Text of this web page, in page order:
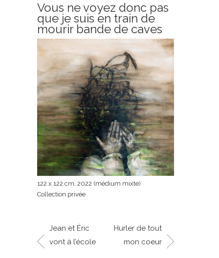
Vous ne voyez donc pas
que je suis en train de
mourir bande de caves
122 x 122 cm, 2022 (médium mixte)
Collection privée
Hurler de tout
mon coeur
Jean et Éric
vont à l’école